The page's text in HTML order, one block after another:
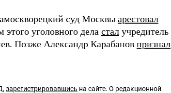
суд Москвы арестовал
уголовного дела стал учредитель
Позже Александр Карабанов признал
зарегистрировавшись на сайте. О редакционной